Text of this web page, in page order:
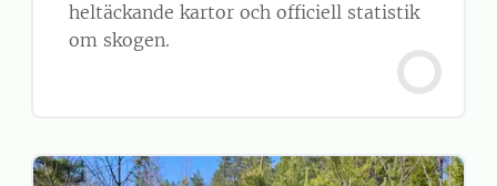
heltäckande kartor och officiell statistik
om skogen.